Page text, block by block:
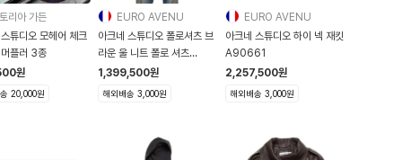
리아 가든
튜디오 모헤어 체크
플러 3종
원
20,000원
EURO AVENU
아크네 스튜디오 폴로셔츠 브
라운 울 니트 폴로 셔츠
262129M21
1,399,500원
해외배송 3,000원
EURO AVENU
아크네 스튜디오 하이 넥 재킷
A90661
2,257,500원
해외배송 3,000원